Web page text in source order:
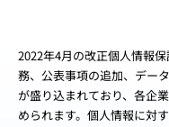
2022年4月の改正個人情報
務、公表事項の追加、デー
が盛り込まれており、各企
められます。個人情報に対